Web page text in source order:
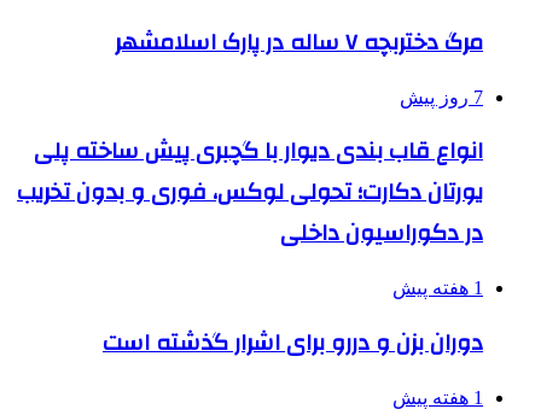
مرگ دختربچه ۷ ساله در پارک اسلامشهر
7 روز پیش
انواع قاب بندی دیوار با گچبری پیش ساخته پلی
یورتان دکارت؛ تحولی لوکس، فوری و بدون تخریب
در دکوراسیون داخلی
1 هفته پیش
دوران بزن و دررو برای اشرار گذشته است
1 هفته پیش